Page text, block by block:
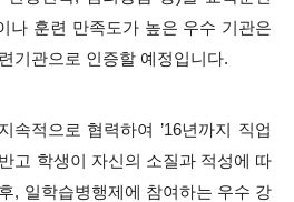
나 훈련 만족도가 높은 우수 기관은
기관으로 인증할 예정입니다.
속적으로 협력하여 ’16년까지 직업
고 학생이 자신의 소질과 적성에 따
, 일학습병행제에 참여하는 우수 강